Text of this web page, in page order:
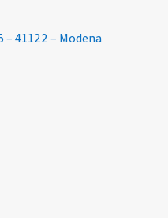
– 41122 – Modena